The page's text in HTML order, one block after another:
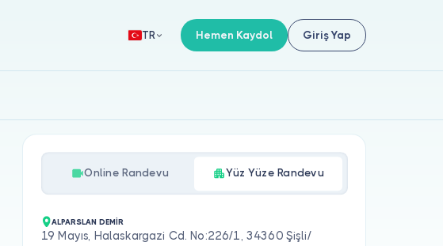
TR Hemen Kaydol Giriş Yap
Online Randevu Yüz Yüze Randevu
ALPARSLAN DEMİR
19 Mayıs, Halaskargazi Cd. No:226/1, 34360 Şişli/